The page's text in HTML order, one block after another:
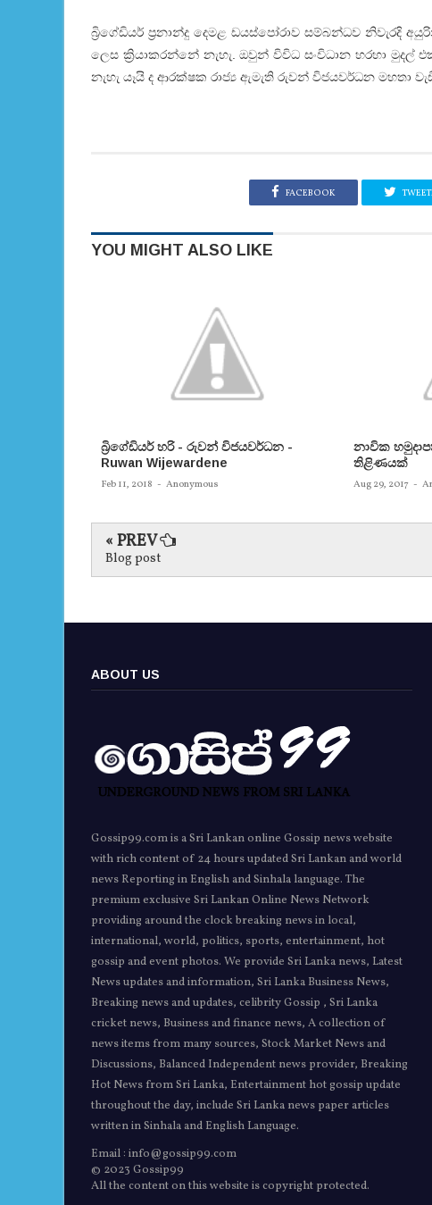
බ්‍රිගේඩියර් ප්‍රනාන්දු දෙමළ ඩයස්‌පෝරාව සම්බන්ධව නිවැරදි
ලෙස ක්‍රියාකරන්නේ නැහැ. ඔවුන් විවිධ සංවිධාන හරහා
නැහැ යෑයි ද ආරක්‌ෂක රාජ්‍ය ඇමැති රුවන් විජයවර්ධන මහතා
FACEBOOK
YOU MIGHT ALSO LIKE
බ්‍රිගේඩියර් හරි - රුවන් විජයවර්ධන -
Ruwan Wijewardene
Feb 11, 2018 - Anonymous
නාවික
තිළිණයක්
Aug 29, 2017 -
« PREV
Blog post
ABOUT US
Gossip99.com is a Sri Lankan online Gossip news website
with rich content of 24 hours updated Sri Lankan and world
news Reporting in English and Sinhala language. The
premium exclusive Sri Lankan Online News Network
providing around the clock breaking news in local,
international, world, politics, sports, entertainment, hot
gossip and event photos. We provide Sri Lanka news, Latest
News updates and information, Sri Lanka Business News,
Breaking news and updates, celibrity Gossip , Sri Lanka
cricket news, Business and finance news, A collection of
news items from many sources, Stock Market News and
Discussions, Balanced Independent news provider, Breaking
Hot News from Sri Lanka, Entertainment hot gossip update
throughout the day, include Sri Lanka news paper articles
written in Sinhala and English Language.
Email : info@gossip99.com
© 2023 Gossip99
All the content on this website is copyright protected.